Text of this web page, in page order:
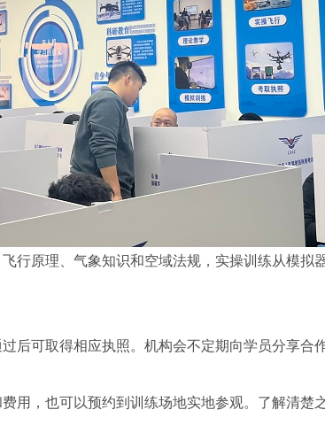
行原理、气象知识和空域法规，实操训练从模拟
后可取得相应执照。机构会不定期向学员分享合
用，也可以预约到训练场地实地参观。了解清楚